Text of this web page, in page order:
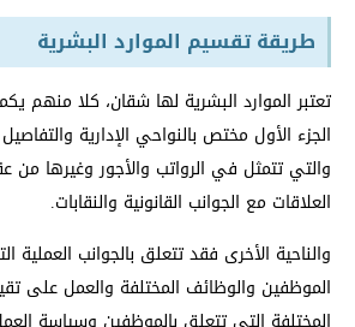
طريقة تقسيم الموارد البشرية
تعتبر الموارد البشرية لها شقان، كلا
الجزء الأول مختص بالنواحي الإدارية
والتي تتمثل في الرواتب والأجور وغيرها من
العلاقات مع الجوانب القانونية والنقابات.
والناحية الأخرى فقد تتعلق بالجوانب العملية
الموظفين والوظائف المختلفة والعمل على